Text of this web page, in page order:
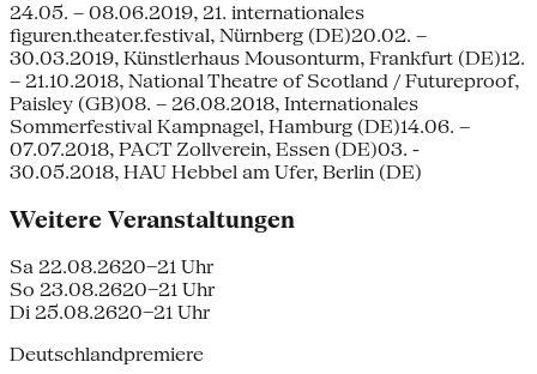
24.05. – 08.06.2019, 21. internationales
figuren.theater.festival, Nürnberg (DE)20.02. –
30.03.2019, Künstlerhaus Mousonturm, Frankfurt (DE)12.
– 21.10.2018, National Theatre of Scotland / Futureproof,
Paisley (GB)08. – 26.08.2018, Internationales
Sommerfestival Kampnagel, Hamburg (DE)14.06. –
07.07.2018, PACT Zollverein, Essen (DE)03. -
30.05.2018, HAU Hebbel am Ufer, Berlin (DE)
Weitere Veranstaltungen
Sa 22.08.2620–21 Uhr
So 23.08.2620–21 Uhr
Di 25.08.2620–21 Uhr
Deutschlandpremiere